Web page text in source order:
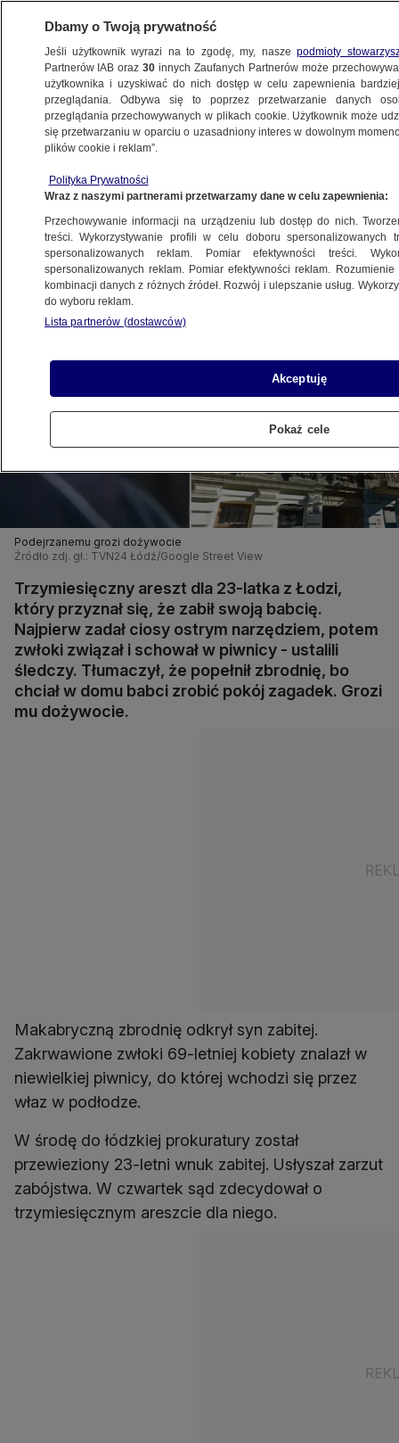
ŁÓDŹ
zagadek". Areszt dla 23-latka
26.10.2016, 13:21Aktualizacja: 27.10.2016, 13:41
Udostępnij
Podejrzanemu grozi dożywocie
Źródło zdj. gł.: TVN24 Łódź/Google Street View
Trzymiesięczny areszt dla 23-latka z Łodzi,
który przyznał się, że zabił swoją babcię.
Najpierw zadał ciosy ostrym narzędziem, potem
zwłoki związał i schował w piwnicy - ustalili
śledczy. Tłumaczył, że popełnił zbrodnię, bo
chciał w domu babci zrobić pokój zagadek. Grozi
mu dożywocie.
Makabryczną zbrodnię odkrył syn zabitej.
Zakrwawione zwłoki 69-letniej kobiety znalazł w
niewielkiej piwnicy, do której wchodzi się przez
właz w podłodze.
W środę do łódzkiej prokuratury został
przewieziony 23-letni wnuk zabitej. Usłyszał zarzut
zabójstwa. W czwartek sąd zdecydował o
trzymiesięcznym areszcie dla niego.
Dbamy o Twoją prywatność
Jeśli użytkownik wyrazi na to zgodę, my, naszepodmioty
Partnerów IAB oraz30 innych Zaufanych Partnerów może
użytkownika i uzyskiwać do nich dostęp w celu zapewnienia
przeglądania. Odbywa się to poprzez przetwarzanie danych
przeglądania przechowywanych w plikach cookie. Użytkownik może
się przetwarzaniu w oparciu o uzasadniony interes w dowolnym
plików cookie i reklam”.
Polityka Prywatności
Wraz z naszymi partnerami przetwarzamy dane w celu zapewnienia:
Przechowywanie informacji na urządzeniu lub dostęp do nich.
treści. Wykorzystywanie profili w celu doboru spersonalizowanych
spersonalizowanych reklam. Pomiar efektywności treści.
spersonalizowanych reklam. Pomiar efektywności reklam.
kombinacji danych z różnych źródeł. Rozwój i ulepszanie usług.
do wyboru reklam.
Lista partnerów (dostawców)
Akceptuję
Pokaż cele